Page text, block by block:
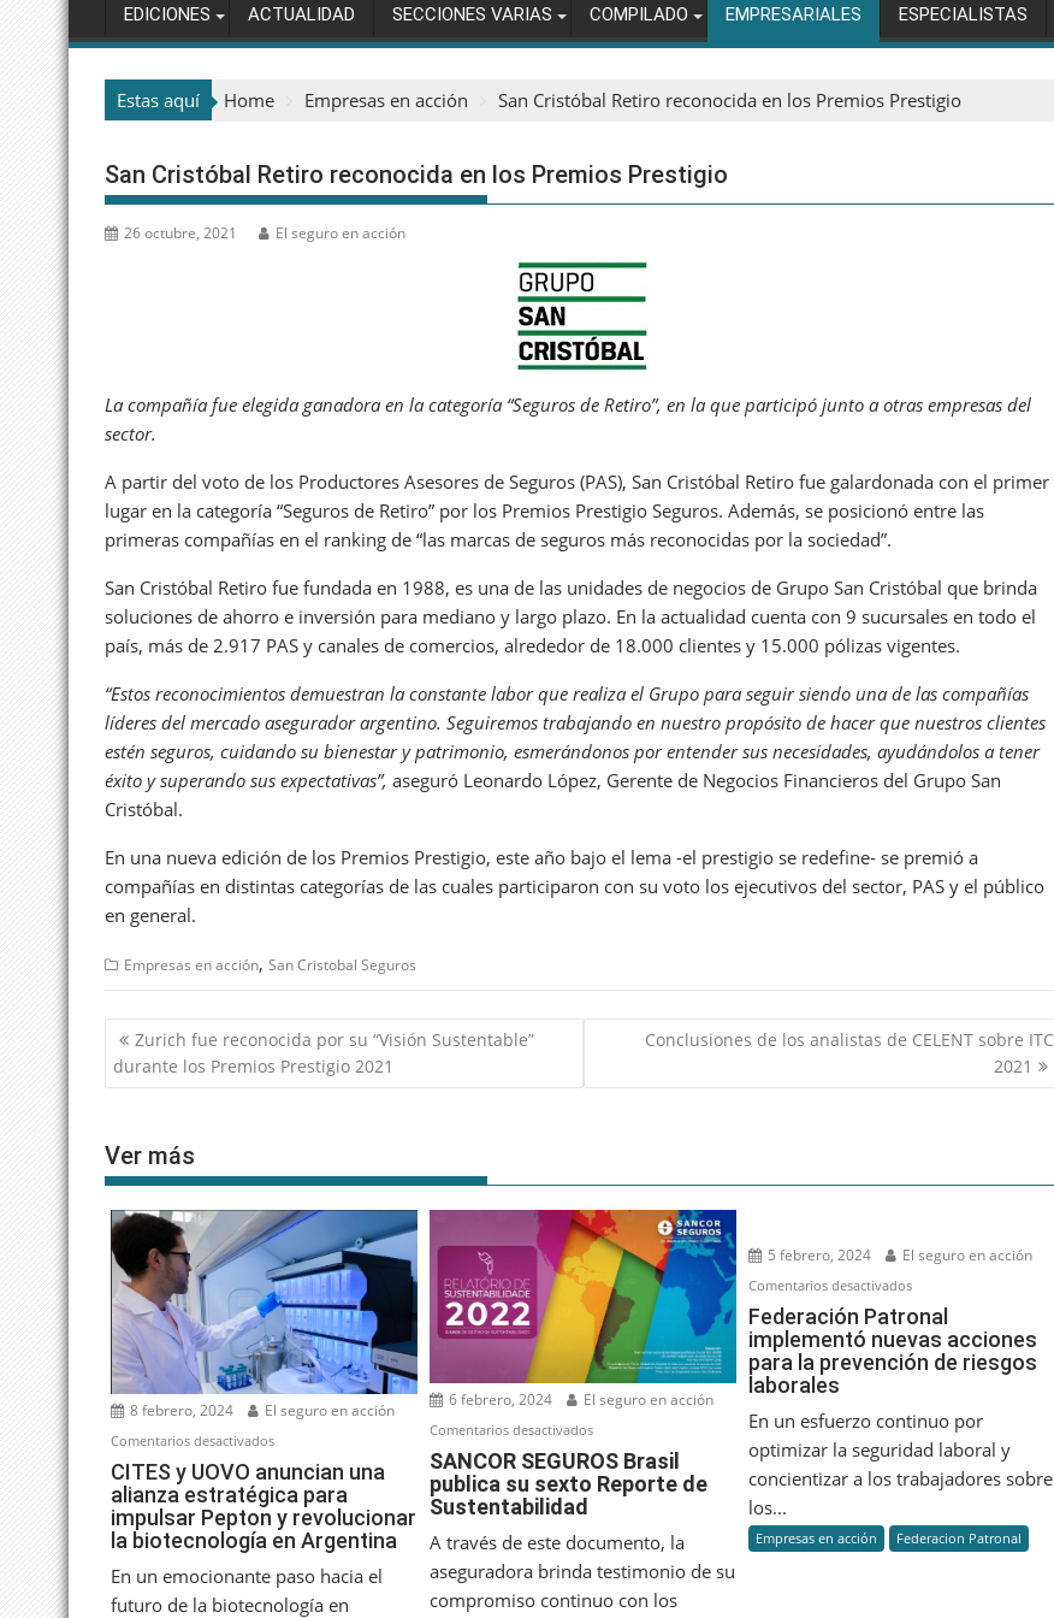
EDICIONES ACTUALIDAD SECCIONES VARIAS COMPILADO EMPRESARIALES ESPECIALISTAS
Estas aquí Home Empresas en acción San Cristóbal Retiro reconocida en los Premios Prestigio
San Cristóbal Retiro reconocida en los Premios Prestigio
26 octubre, 2021 El seguro en acción
La compañía fue elegida ganadora en la categoría “Seguros de Retiro”, en la que participó junto a otras empresas del
sector.
A partir del voto de los Productores Asesores de Seguros (PAS), San Cristóbal Retiro fue galardonada con el primer
lugar en la categoría “Seguros de Retiro” por los Premios Prestigio Seguros. Además, se posicionó entre las
primeras compañías en el ranking de “las marcas de seguros más reconocidas por la sociedad”.
San Cristóbal Retiro fue fundada en 1988, es una de las unidades de negocios de Grupo San Cristóbal que brinda
soluciones de ahorro e inversión para mediano y largo plazo. En la actualidad cuenta con 9 sucursales en todo el
país, más de 2.917 PAS y canales de comercios, alrededor de 18.000 clientes y 15.000 pólizas vigentes.
“Estos reconocimientos demuestran la constante labor que realiza el Grupo para seguir siendo una de las compañías
líderes del mercado asegurador argentino. Seguiremos trabajando en nuestro propósito de hacer que nuestros clientes
estén seguros, cuidando su bienestar y patrimonio, esmerándonos por entender sus necesidades, ayudándolos a tener
éxito y superando sus expectativas”, aseguró Leonardo López, Gerente de Negocios Financieros del Grupo San
Cristóbal.
En una nueva edición de los Premios Prestigio, este año bajo el lema -el prestigio se redefine- se premió a
compañías en distintas categorías de las cuales participaron con su voto los ejecutivos del sector, PAS y el público
en general.
Empresas en acción, San Cristobal Seguros
Navegación
de
entradas
Zurich fue reconocida por su “Visión Sustentable”
durante los Premios Prestigio 2021
Conclusiones de los analistas de CELENT sobre ITC
2021
Ver más
8 febrero, 2024 El seguro en acción
Comentarios desactivadosen
CITES
y
UOVO
anuncian
una
alianza
CITES y UOVO anuncian una
alianza estratégica para
impulsar Pepton y revolucionar
la biotecnología en Argentina
En un emocionante paso hacia el
futuro de la biotecnología en
6 febrero, 2024 El seguro en acción
Comentarios desactivadosen
SANCOR
SEGUROS
SANCOR SEGUROS Brasil
publica su sexto Reporte de
Sustentabilidad
A través de este documento, la
aseguradora brinda testimonio de su
compromiso continuo con los
5 febrero, 2024 El seguro en acción
Comentarios desactivadosen
Federación
Patronal
implementó
acciones
para
la
prevención
de
riesgos
Federación Patronal
implementó nuevas acciones
para la prevención de riesgos
laborales
En un esfuerzo continuo por
optimizar la seguridad laboral y
concientizar a los trabajadores sobre
los...
Empresas en acción Federacion Patronal